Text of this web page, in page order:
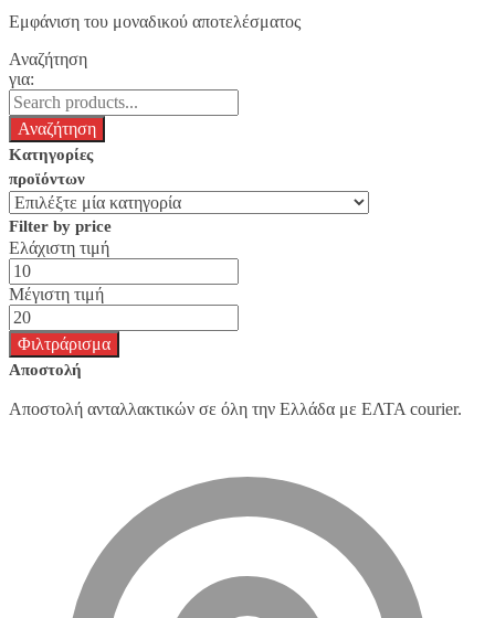
Εμφάνιση του μοναδικού αποτελέσματος
Αναζήτηση
για:
Κατηγορίες
προϊόντων
Filter by price
Ελάχιστη τιμή
Μέγιστη τιμή
Φιλτράρισμα
Αποστολή
Αποστολή ανταλλακτικών σε όλη την Ελλάδα με ΕΛΤΑ courier.